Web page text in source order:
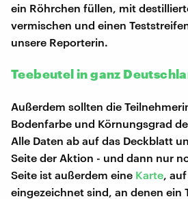
ein Röhrchen füllen, mit
vermischen und einen
unsere Reporterin.
Teebeutel in ganz
Außerdem sollten die
Bodenfarbe und Körnungsgrad
Alle Daten ab auf das Deckblatt
Seite der Aktion - und dann nur
Seite ist außerdem eine Karte ,
eingezeichnet sind, an denen ein